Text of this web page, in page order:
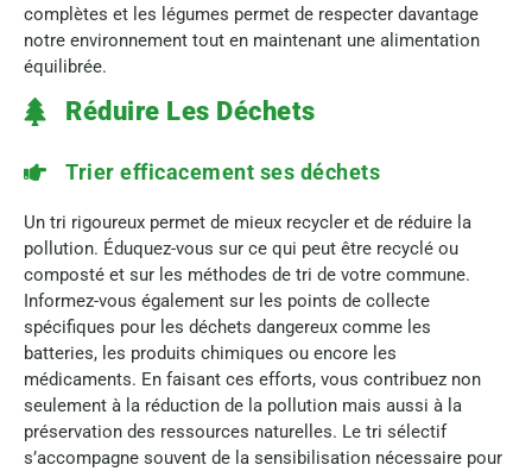
complètes et les légumes permet de respecter davantage
notre environnement tout en maintenant une alimentation
équilibrée.
Réduire Les Déchets
Trier efficacement ses déchets
Un tri rigoureux permet de mieux recycler et de réduire la
pollution. Éduquez-vous sur ce qui peut être recyclé ou
composté et sur les méthodes de tri de votre commune.
Informez-vous également sur les points de collecte
spécifiques pour les déchets dangereux comme les
batteries, les produits chimiques ou encore les
médicaments. En faisant ces efforts, vous contribuez non
seulement à la réduction de la pollution mais aussi à la
préservation des ressources naturelles. Le tri sélectif
s’accompagne souvent de la sensibilisation nécessaire pour